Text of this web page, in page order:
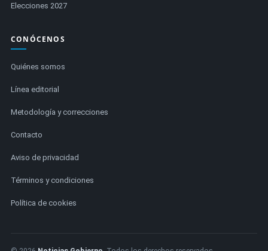
Elecciones 2027
CONÓCENOS
Quiénes somos
Línea editorial
Metodología y correcciones
Contacto
Aviso de privacidad
Términos y condiciones
Política de cookies